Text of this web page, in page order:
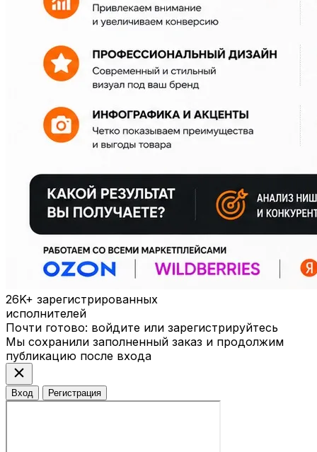
26K+ зарегистрированных
исполнителей
Почти готово: войдите или зарегистрируйтесь
Мы сохранили заполненный заказ и продолжим
публикацию после входа
close
Вход Регистрация